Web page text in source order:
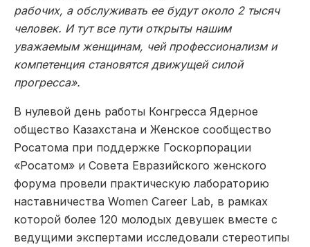
рабочих, а обслуживать ее будут около 2 тысяч
человек. И тут все пути открыты нашим
уважаемым женщинам, чей профессионализм и
компетенция становятся движущей силой
прогресса».
В нулевой день работы Конгресса Ядерное
общество Казахстана и Женское сообщество
Росатома при поддержке Госкорпорации
«Росатом» и Совета Евразийского женского
форума провели практическую лабораторию
наставничества Women Career Lab, в рамках
которой более 120 молодых девушек вместе с
ведущими экспертами исследовали стереотипы